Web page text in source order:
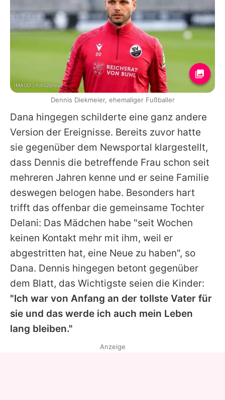
Dana hingegen schilderte eine ganz andere
Version der Ereignisse. Bereits zuvor hatte
sie gegenüber dem Newsportal klargestellt,
dass Dennis die betreffende Frau schon seit
mehreren Jahren kenne und er seine Familie
deswegen belogen habe. Besonders hart
trifft das offenbar die gemeinsame Tochter
Delani: Das Mädchen habe "seit Wochen
keinen Kontakt mehr mit ihm, weil er
abgestritten hat, eine Neue zu haben", so
Dana. Dennis hingegen betont gegenüber
dem Blatt, das Wichtigste seien die Kinder:
"Ich war von Anfang an der tollste Vater für
sie und das werde ich auch mein Leben
lang bleiben."
IMAGO / foto2press
Dennis Diekmeier, ehemaliger Fußballer
Anzeige